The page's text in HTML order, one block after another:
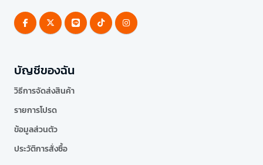
บัญชีของฉัน
วิธีการจัดส่งสินค้า
รายการโปรด
ข้อมูลส่วนตัว
ประวัติการสั่งซื้อ